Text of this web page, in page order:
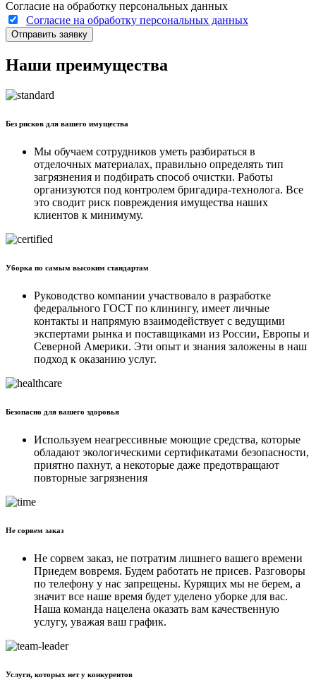
Согласие на обработку персональных данных
Согласие на обработку персональных данных
Отправить заявку
Наши преимущества
Без рисков для вашего имущества
Мы обучаем сотрудников уметь разбираться в
отделочных материалах, правильно определять тип
загрязнения и подбирать способ очистки. Работы
организуются под контролем бригадира-технолога. Все
это сводит риск повреждения имущества наших
клиентов к минимуму.
Уборка по самым высоким стандартам
Руководство компании участвовало в разработке
федерального ГОСТ по клинингу, имеет личные
контакты и напрямую взаимодействует с ведущими
экспертами рынка и поставщиками из России, Европы и
Северной Америки. Эти опыт и знания заложены в наш
подход к оказанию услуг.
Безопасно для вашего здоровья
Используем неагрессивные моющие средства, которые
обладают экологическими сертификатами безопасности,
приятно пахнут, а некоторые даже предотвращают
повторные загрязнения
Не сорвем заказ
Не сорвем заказ, не потратим лишнего вашего времени
Приедем вовремя. Будем работать не присев. Разговоры
по телефону у нас запрещены. Курящих мы не берем, а
значит все наше время будет уделено уборке для вас.
Наша команда нацелена оказать вам качественную
услугу, уважая ваш график.
Услуги, которых нет у конкурентов